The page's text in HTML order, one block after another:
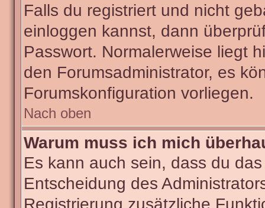
Falls du registriert und nicht
einloggen kannst, dann
Passwort. Normalerweise liegt
den Forumsadministrator, es
Forumskonfiguration vorliegen.
Nach oben
Warum muss ich mich
Es kann auch sein, dass du
Entscheidung des
Registrierung zusätzliche